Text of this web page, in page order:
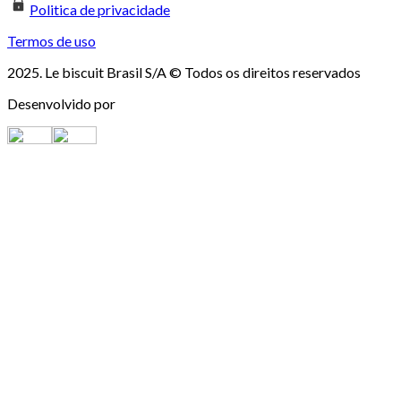
Politica de privacidade
Termos de uso
2025. Le biscuit Brasil S/A © Todos os direitos reservados
Desenvolvido por